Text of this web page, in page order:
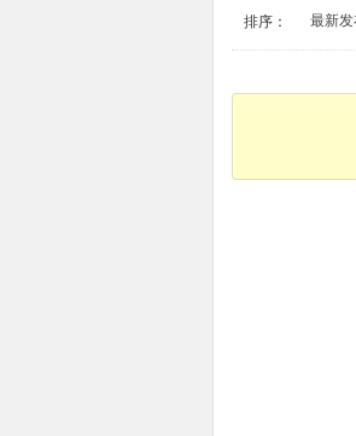
排序： 最新